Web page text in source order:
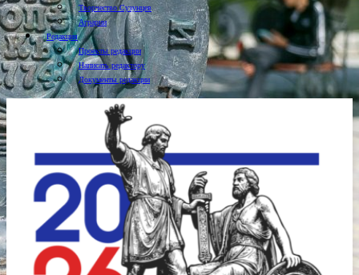
Творчество Сузунцев
Аграрии
Редакция
Проекты редакции
Написать редактору
Документы редакции